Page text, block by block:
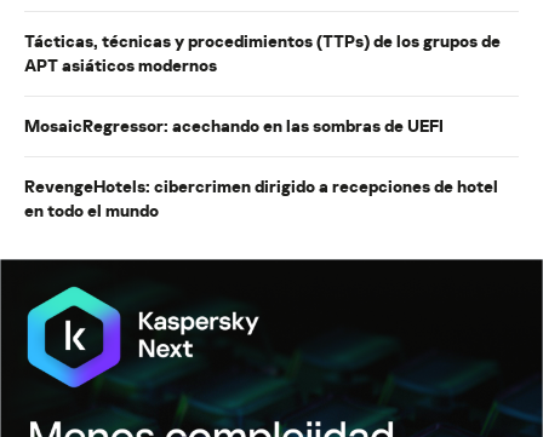
Tácticas, técnicas y procedimientos (TTPs) de los grupos de
APT asiáticos modernos
MosaicRegressor: acechando en las sombras de UEFI
RevengeHotels: cibercrimen dirigido a recepciones de hotel
en todo el mundo